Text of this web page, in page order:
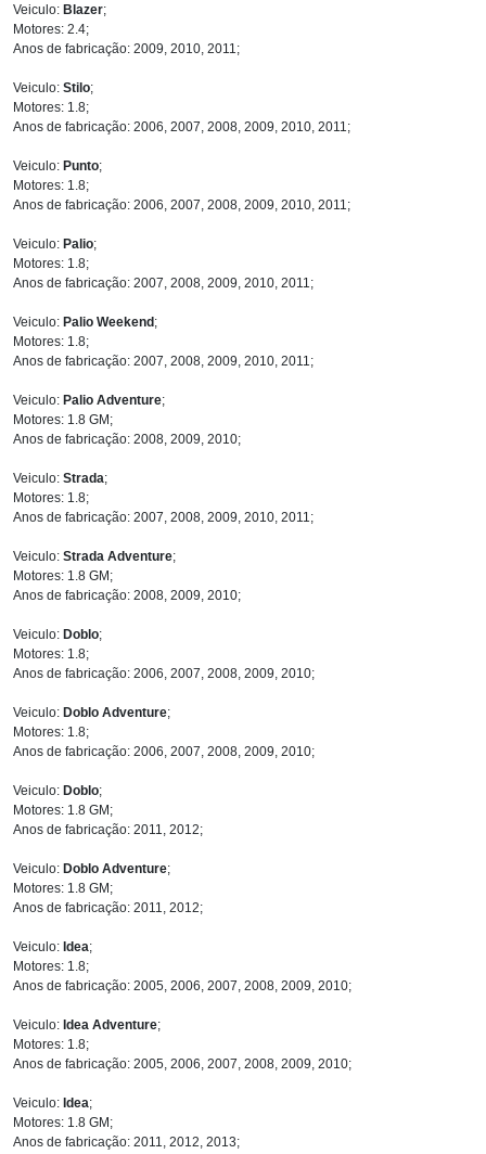
Veiculo: Blazer;
Motores: 2.4;
Anos de fabricação: 2009, 2010, 2011;
Veiculo: Stilo;
Motores: 1.8;
Anos de fabricação: 2006, 2007, 2008, 2009, 2010, 2011;
Veiculo: Punto;
Motores: 1.8;
Anos de fabricação: 2006, 2007, 2008, 2009, 2010, 2011;
Veiculo: Palio;
Motores: 1.8;
Anos de fabricação: 2007, 2008, 2009, 2010, 2011;
Veiculo: Palio Weekend;
Motores: 1.8;
Anos de fabricação: 2007, 2008, 2009, 2010, 2011;
Veiculo: Palio Adventure;
Motores: 1.8 GM;
Anos de fabricação: 2008, 2009, 2010;
Veiculo: Strada;
Motores: 1.8;
Anos de fabricação: 2007, 2008, 2009, 2010, 2011;
Veiculo: Strada Adventure;
Motores: 1.8 GM;
Anos de fabricação: 2008, 2009, 2010;
Veiculo: Doblo;
Motores: 1.8;
Anos de fabricação: 2006, 2007, 2008, 2009, 2010;
Veiculo: Doblo Adventure;
Motores: 1.8;
Anos de fabricação: 2006, 2007, 2008, 2009, 2010;
Veiculo: Doblo;
Motores: 1.8 GM;
Anos de fabricação: 2011, 2012;
Veiculo: Doblo Adventure;
Motores: 1.8 GM;
Anos de fabricação: 2011, 2012;
Veiculo: Idea;
Motores: 1.8;
Anos de fabricação: 2005, 2006, 2007, 2008, 2009, 2010;
Veiculo: Idea Adventure;
Motores: 1.8;
Anos de fabricação: 2005, 2006, 2007, 2008, 2009, 2010;
Veiculo: Idea;
Motores: 1.8 GM;
Anos de fabricação: 2011, 2012, 2013;